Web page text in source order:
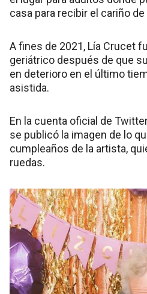
casa para recibir el cariño
A fines de 2021, Lía Crucet
geriátrico después de que
en deterioro en el último
asistida.
En la cuenta oficial de
se publicó la imagen de lo
cumpleaños de la artista,
ruedas.